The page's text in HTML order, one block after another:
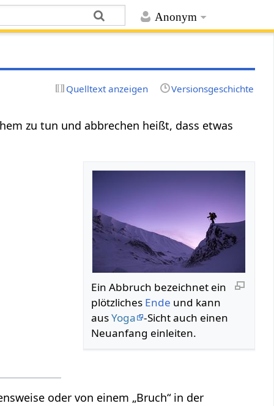
Anonym
Quelltext anzeigen Versionsgeschichte
zu tun und abbrechen heißt, dass etwas
Ein Abbruch bezeichnet ein
plötzliches Ende und kann
ausYoga
-Sicht auch einen
Neuanfang einleiten.
oder von einem „Bruch“ in der